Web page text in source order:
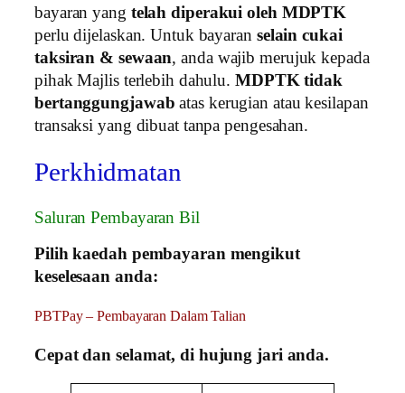
bayaran yang telah diperakui oleh MDPTK
perlu dijelaskan. Untuk bayaran selain cukai
taksiran & sewaan, anda wajib merujuk kepada
pihak Majlis terlebih dahulu. MDPTK tidak
bertanggungjawab atas kerugian atau kesilapan
transaksi yang dibuat tanpa pengesahan.
Perkhidmatan
Saluran Pembayaran Bil
Pilih kaedah pembayaran mengikut
keselesaan anda:
PBTPay – Pembayaran Dalam Talian
Cepat dan selamat, di hujung jari anda.